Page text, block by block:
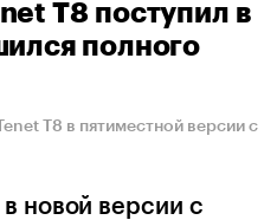
Volga
T8 поступил в
полного
T8 в пятиместной версии с
новой версии с